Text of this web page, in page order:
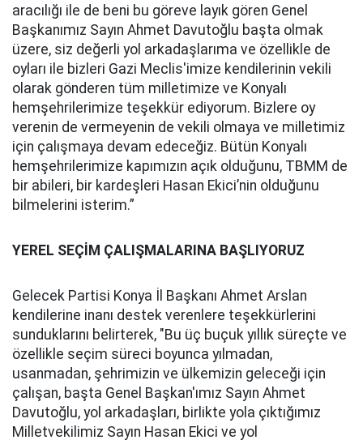
aracılığı ile de beni bu göreve layık gören Genel
Başkanımız Sayın Ahmet Davutoğlu başta olmak
üzere, siz değerli yol arkadaşlarıma ve özellikle de
oyları ile bizleri Gazi Meclis'imize kendilerinin vekili
olarak gönderen tüm milletimize ve Konyalı
hemşehrilerimize teşekkür ediyorum. Bizlere oy
verenin de vermeyenin de vekili olmaya ve milletimiz
için çalışmaya devam edeceğiz. Bütün Konyalı
hemşehrilerimize kapımızın açık olduğunu, TBMM de
bir abileri, bir kardeşleri Hasan Ekici’nin olduğunu
bilmelerini isterim.”
YEREL SEÇİM ÇALIŞMALARINA BAŞLIYORUZ
Gelecek Partisi Konya İl Başkanı Ahmet Arslan
kendilerine inanı destek verenlere teşekkürlerini
sunduklarını belirterek, "Bu üç buçuk yıllık süreçte ve
özellikle seçim süreci boyunca yılmadan,
usanmadan, şehrimizin ve ülkemizin geleceği için
çalışan, başta Genel Başkan'ımız Sayın Ahmet
Davutoğlu, yol arkadaşları, birlikte yola çıktığımız
Milletvekilimiz Sayın Hasan Ekici ve yol